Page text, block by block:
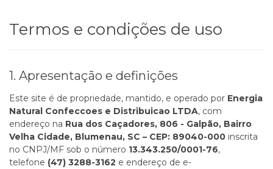
Termos e condições de uso
1. Apresentação e definições
Este site é de propriedade, mantido, e operado por Energia
Natural Confeccoes e Distribuicao LTDA, com
endereço na Rua dos Caçadores, 806 - Galpão, Bairro
Velha Cidade, Blumenau, SC – CEP: 89040-000 inscrita
no CNPJ/MF sob o número 13.343.250/0001-76,
telefone (47) 3288-3162 e endereço de e-